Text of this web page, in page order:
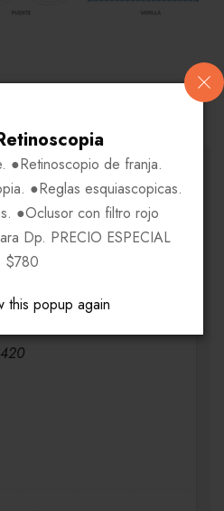
●Retinoscopio de franja.
●Reglas esquiascopicas.
●Oclusor con filtro rojo
Dp. PRECIO ESPECIAL
$780
this popup again
P17-VA140
Metal